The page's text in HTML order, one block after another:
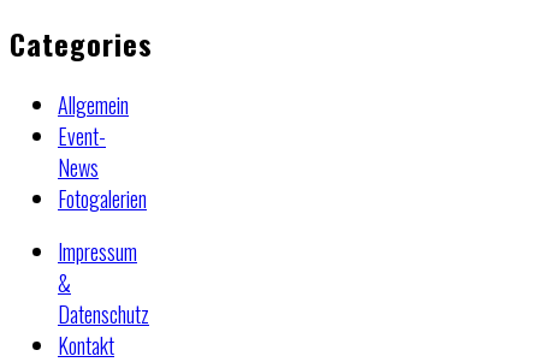
Categories
Allgemein
Event-
News
Fotogalerien
Impressum
&
Datenschutz
Kontakt